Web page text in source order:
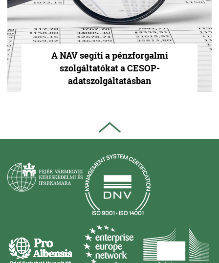
A NAV segíti a pénzforgalmi
szolgáltatókat a CESOP-
adatszolgáltatásban